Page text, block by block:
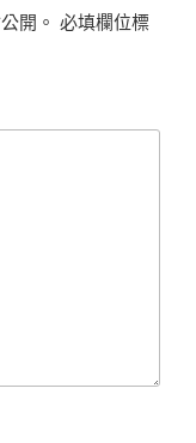
開。 必填欄位標